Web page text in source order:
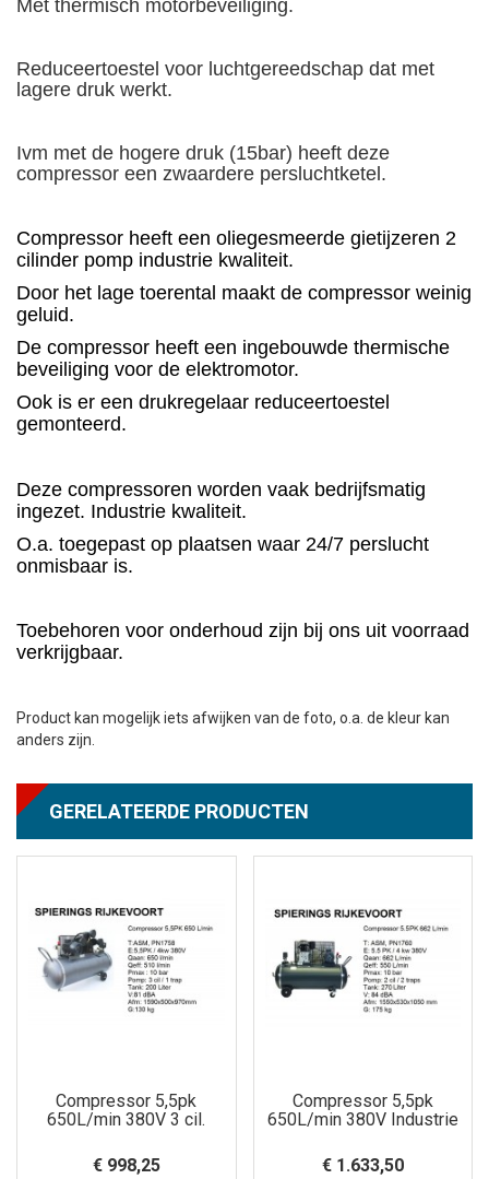
Met thermisch motorbeveiliging.
Reduceertoestel voor luchtgereedschap dat met
lagere druk werkt.
Ivm met de hogere druk (15bar) heeft deze
compressor een zwaardere persluchtketel.
Compressor heeft een oliegesmeerde gietijzeren 2
cilinder pomp industrie kwaliteit.
Door het lage toerental maakt de compressor weinig
geluid.
De compressor heeft een ingebouwde thermische
beveiliging voor de elektromotor.
Ook is er een drukregelaar reduceertoestel
gemonteerd.
Deze compressoren worden vaak bedrijfsmatig
ingezet. Industrie kwaliteit.
O.a. toegepast op plaatsen waar 24/7 perslucht
onmisbaar is.
Toebehoren voor onderhoud zijn bij ons uit voorraad
verkrijgbaar.
Product kan mogelijk iets afwijken van de foto, o.a. de kleur kan
anders zijn.
GERELATEERDE PRODUCTEN
Compressor 5,5pk
650L/min 380V 3 cil.
€ 998,25
Compressor 5,5pk
650L/min 380V Industrie
€ 1.633,50